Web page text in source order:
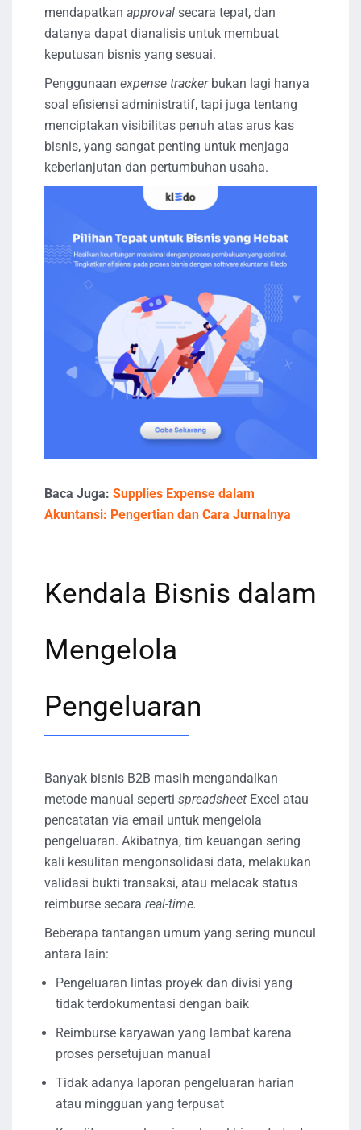
mendapatkan approval secara tepat, dan
datanya dapat dianalisis untuk membuat
keputusan bisnis yang sesuai.
Penggunaan expense trackerbukan lagi hanya
soal efisiensi administratif, tapi juga tentang
menciptakan visibilitas penuh atas arus kas
bisnis, yang sangat penting untuk menjaga
keberlanjutan dan pertumbuhan usaha.
Baca Juga: Supplies Expense dalam
Akuntansi: Pengertian dan Cara Jurnalnya
Kendala Bisnis dalam
Mengelola
Pengeluaran
Banyak bisnis B2B masih mengandalkan
metode manual seperti spreadsheet Excel atau
pencatatan via email untuk mengelola
pengeluaran. Akibatnya, tim keuangan sering
kali kesulitan mengonsolidasi data, melakukan
validasi bukti transaksi, atau melacak status
reimburse secara real-time.
Beberapa tantangan umum yang sering muncul
antara lain:
Pengeluaran lintas proyek dan divisi yang
tidak terdokumentasi dengan baik
Reimburse karyawan yang lambat karena
proses persetujuan manual
Tidak adanya laporan pengeluaran harian
atau mingguan yang terpusat